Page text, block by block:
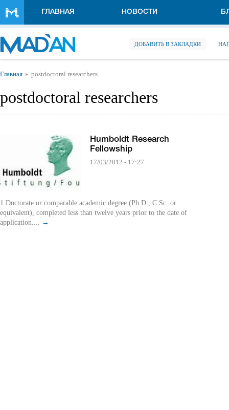
ГЛАВНАЯ НОВОСТИ
ДОБАВИТЬ В ЗАКЛАДКИ
Вы здесь
Главная postdoctoral researchers
postdoctoral researchers
Humboldt Research
Fellowship
17/03/2012 - 17:27
1.Doctorate or comparable academic degree (Ph.D., C.Sc. or
equivalent), completed less than twelve years prior to the date of
application.... →